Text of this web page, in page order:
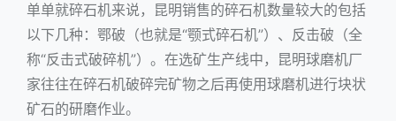
单单就碎石机来说，昆明销售的碎石机数量较大的包括
以下几种：鄂破（也就是“颚式碎石机”）、反击破（全
称“反击式破碎机”）。在选矿生产线中， 昆明球磨机厂
家往往在碎石机破碎完矿物之后再使用球磨机进行块状
矿石的研磨作业。